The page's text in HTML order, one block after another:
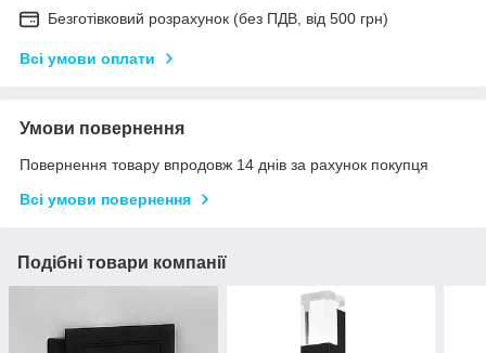
Безготівковий розрахунок (без ПДВ, від 500 грн)
Всі умови оплати
Умови повернення
Повернення товару впродовж 14 днів за рахунок покупця
Всі умови повернення
Подібні товари компанії